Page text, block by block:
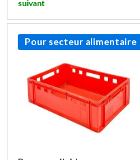
suivant
Pour secteur alimentaire